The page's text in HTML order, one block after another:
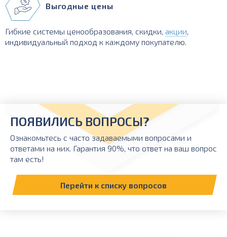
Выгодные цены
Гибкие системы ценообразования, скидки, акции,
индивидуальный подход к каждому покупателю.
ПОЯВИЛИСЬ ВОПРОСЫ?
Ознакомьтесь с часто задаваемыми вопросами и
ответами на них. Гарантия 90%, что ответ на ваш вопрос
там есть!
Перейти к списку вопросов